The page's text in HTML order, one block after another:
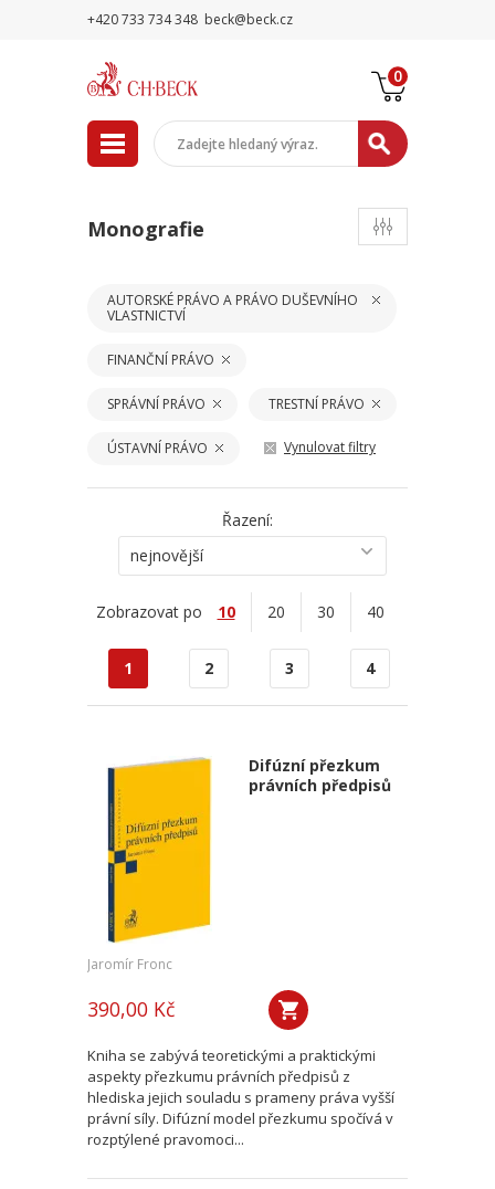
+420 733 734 348 beck@beck.cz
0
Monografie
AUTORSKÉ PRÁVO A PRÁVO DUŠEVNÍHO
VLASTNICTVÍ
FINANČNÍ PRÁVO
SPRÁVNÍ PRÁVO TRESTNÍ PRÁVO
ÚSTAVNÍ PRÁVO Vynulovat filtry
Řazení:
nejnovější
Zobrazovat po 10 20 30 40
1 2 3 4
Difúzní přezkum
právních předpisů
Jaromír Fronc
390,00 Kč
Kniha se zabývá teoretickými a praktickými
aspekty přezkumu právních předpisů z
hlediska jejich souladu s prameny práva vyšší
právní síly. Difúzní model přezkumu spočívá v
rozptýlené pravomoci...